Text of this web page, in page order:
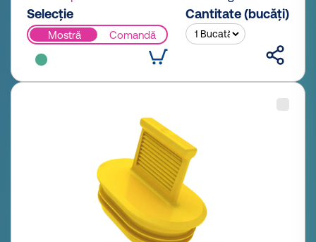
Selecție
Mostră Comandă
Cantitate (bucăți)